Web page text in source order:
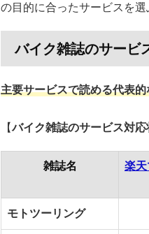
の目的に合ったサービスを選
バイク雑誌のサービ
主要サービスで読める代表
【バイク雑誌のサービス対応
雑誌名 楽
モトツーリング